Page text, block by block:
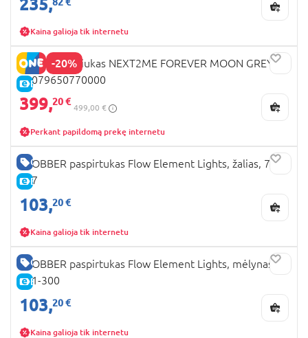
Kaina galioja tik internetu
-20%
E-KAINA
CHICCO lopšiukas NEXT2ME FOREVER MOON GREY,
00079650770000
399,20 €
499,00 €
Perkant papildomą prekę internetu
GERA KAINA
E-KAINA
GLOBBER paspirtukas Flow Element Lights, žalias, 721-
307
103,20 €
Kaina galioja tik internetu
GERA KAINA
E-KAINA
GLOBBER paspirtukas Flow Element Lights, mėlynas,
721-300
103,20 €
Kaina galioja tik internetu